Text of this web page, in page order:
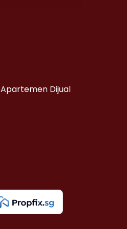
Apartemen Dijual